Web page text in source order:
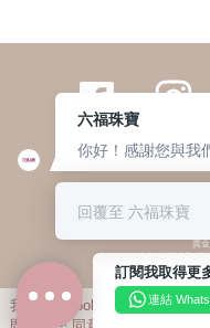
繁體
© 六福集團
貴
(六福企業禮品(國
六福電子商貿
貴
(六福集團有
六福珠寶金行(香
我們利用cookies為您提供最佳
訂閱我取得更
連結
六福珠寶
你好！感謝您與我
回覆至 六福珠寶